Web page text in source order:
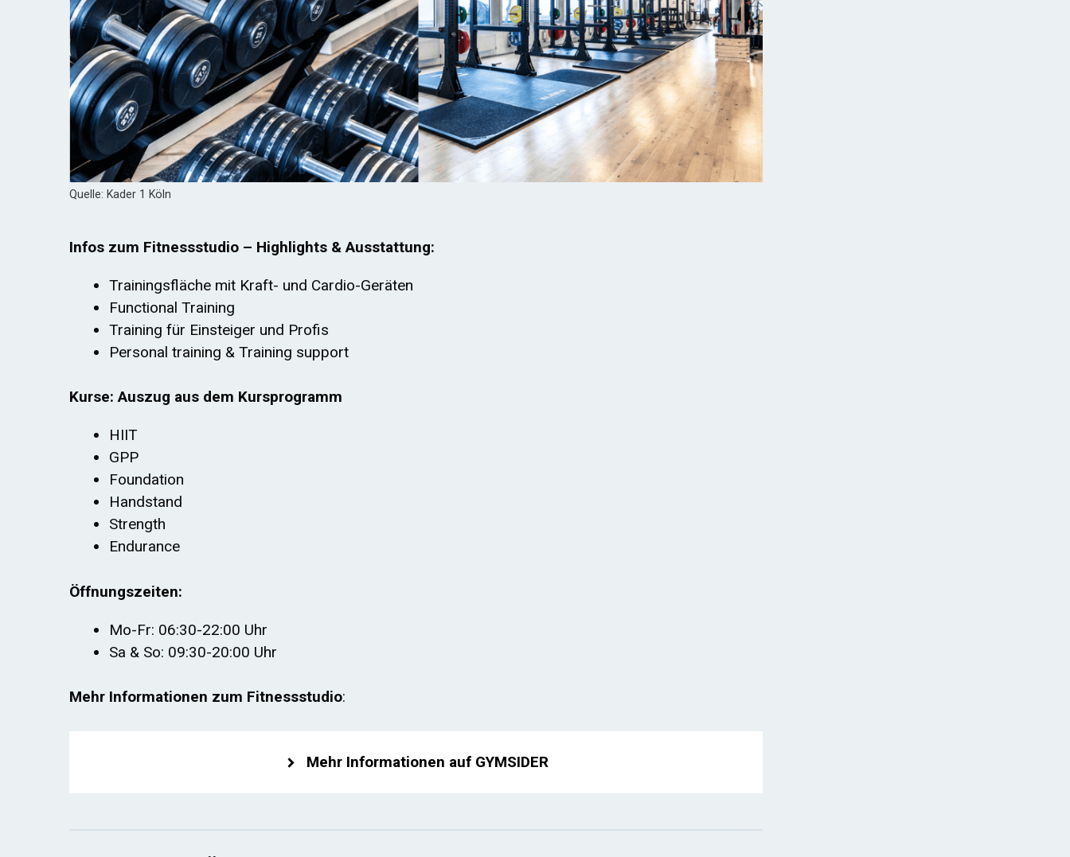
Quelle: Kader 1 Köln
Infos zum Fitnessstudio – Highlights & Ausstattung:
Trainingsfläche mit Kraft- und Cardio-Geräten
Functional Training
Training für Einsteiger und Profis
Personal training & Training support
Kurse: Auszug aus dem Kursprogramm
HIIT
GPP
Foundation
Handstand
Strength
Endurance
Öffnungszeiten:
Mo-Fr: 06:30-22:00 Uhr
Sa & So: 09:30-20:00 Uhr
Mehr Informationen zum Fitnessstudio:
Mehr Informationen auf GYMSIDER